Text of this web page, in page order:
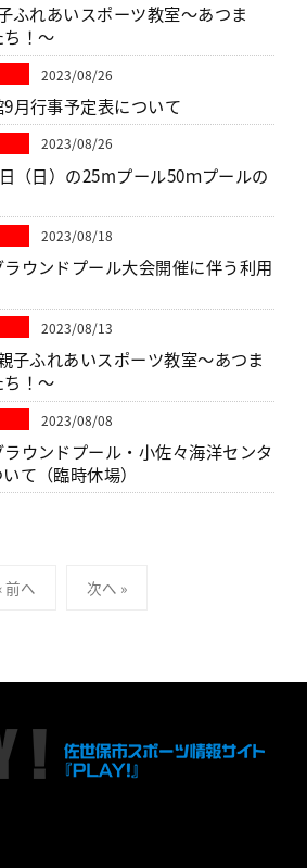
ふれあいスポーツ教室～あつま
！～
2023/08/26
月行事予定表について
2023/08/26
（日）の25mプール50ｍプールの
2023/08/18
ラウンドプール大会開催に伴う利用
2023/08/13
子ふれあいスポーツ教室～あつま
！～
2023/08/08
ラウンドプール・小佐々海洋センタ
て（臨時休場）
ペ
ジ
送
前へ 次へ »